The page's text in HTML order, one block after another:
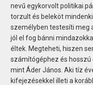
nevű egykorvolt politikai
torzult és beleköt
személyben testesíti meg
jól el fog bánni
éltek. Megteheti, hiszen
számítógéphez és hosszú
mint Áder János. Aki tíz
kifejezésekkel illeti a